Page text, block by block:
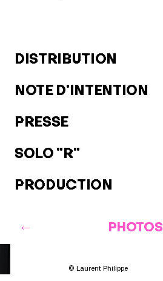
DISTRIBUTION
NOTE D'INTENTION
PRESSE
SOLO "R"
PRODUCTION
PHOTOS
© Laurent Philippe